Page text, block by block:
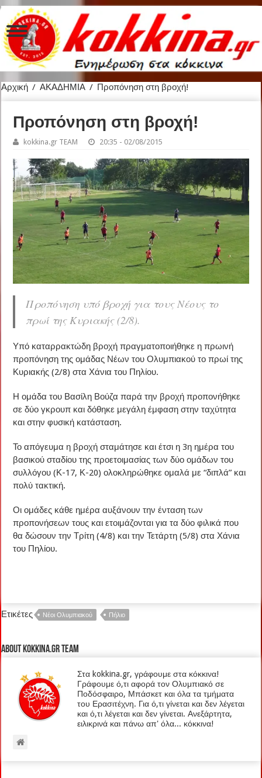
Αρχική / ΑΚΑΔΗΜΙΑ / Προπόνηση στη βροχή!
Προπόνηση στη βροχή!
kokkina.gr TEAM 20:35 - 02/08/2015
Προπόνηση υπό βροχή για τους Νέους το
πρωί της Κυριακής (2/8).
Υπό καταρρακτώδη βροχή πραγματοποιήθηκε η πρωινή
προπόνηση της ομάδας Νέων του Ολυμπιακού το πρωί της
Κυριακής (2/8) στα Χάνια του Πηλίου.
Η ομάδα του Βασίλη Βούζα παρά την βροχή προπονήθηκε
σε δύο γκρουπ και δόθηκε μεγάλη έμφαση στην ταχύτητα
και στην φυσική κατάσταση.
Το απόγευμα η βροχή σταμάτησε και έτσι η 3η ημέρα του
βασικού σταδίου της προετοιμασίας των δύο ομάδων του
συλλόγου (Κ-17, Κ-20) ολοκληρώθηκε ομαλά με “διπλά” και
πολύ τακτική.
Οι ομάδες κάθε ημέρα αυξάνουν την ένταση των
προπονήσεων τους και ετοιμάζονται για τα δύο φιλικά που
θα δώσουν την Τρίτη (4/8) και την Τετάρτη (5/8) στα Χάνια
του Πηλίου.
Ετικέτες Νέοι Ολυμπιακού Πήλιο
About kokkina.gr TEAM
Στα kokkina.gr, γράφουμε στα κόκκινα!
Γράφουμε ό,τι αφορά τον Ολυμπιακό σε
Ποδόσφαιρο, Μπάσκετ και όλα τα τμήματα
του Ερασιτέχνη. Για ό,τι γίνεται και δεν λέγεται
και ό,τι λέγεται και δεν γίνεται. Ανεξάρτητα,
ειλικρινά και πάνω απ' όλα... κόκκινα!